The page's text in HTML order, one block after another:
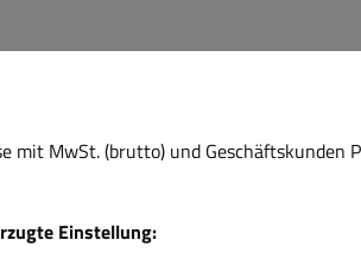
mit MwSt. (brutto) und Geschäftskunden
Einstellung: